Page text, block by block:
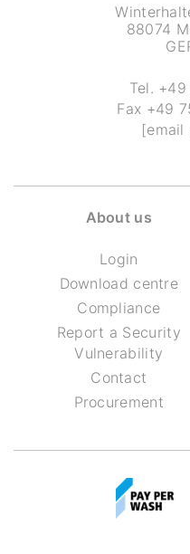
88074
Tel.
Fax +49
[email
About us
Login
Download centre
Compliance
Report a Security
Vulnerability
Contact
Procurement